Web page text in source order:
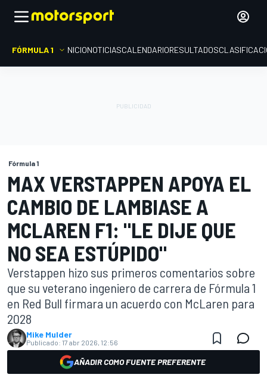
FÓRMULA 1 INICIONOTICIASCALENDARIORESULTADOS
Fórmula 1
MAX VERSTAPPEN APOYA EL
CAMBIO DE LAMBIASE A
MCLAREN F1: "LE DIJE QUE
NO SEA ESTÚPIDO"
Verstappen hizo sus primeros comentarios sobre
que su veterano ingeniero de carrera de Fórmula 1
en Red Bull firmara un acuerdo con McLaren para
2028
Mike Mulder
Publicado: 17 abr 2026, 12:56
AÑADIR COMO FUENTE PREFERENTE